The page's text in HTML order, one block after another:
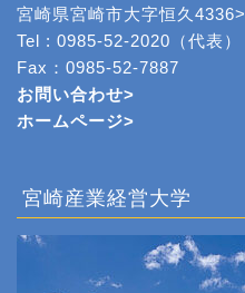
宮崎県宮崎市大字恒久4336>
Tel : 0985-52-2020（代表）
Fax：0985-52-7887
お問い合わせ>
ホームページ>
宮崎産業経営大学